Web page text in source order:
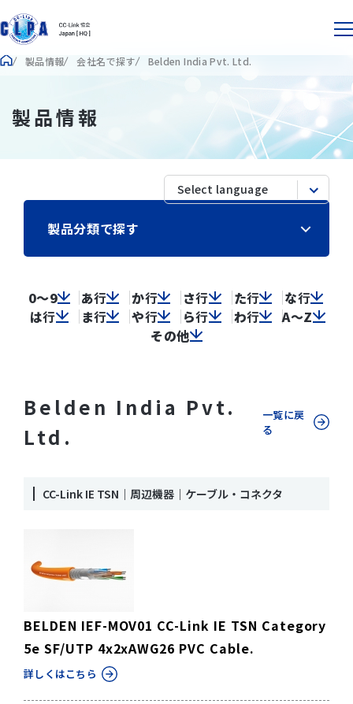
製品情報 会社名で探す Belden India Pvt. Ltd.
製品情報
製品分類で探す
0～9 あ行 か行 さ行 た行 な行
は行 ま行 や行 ら行 わ行
A～Z
その他
Belden India Pvt.
Ltd.
一覧に戻
る
CC-Link IE TSN｜周辺機器｜ケーブル・コネクタ
BELDEN IEF-MOV01 CC-Link IE TSN Category
5e SF/UTP 4x2xAWG26 PVC Cable.
詳しくはこちら